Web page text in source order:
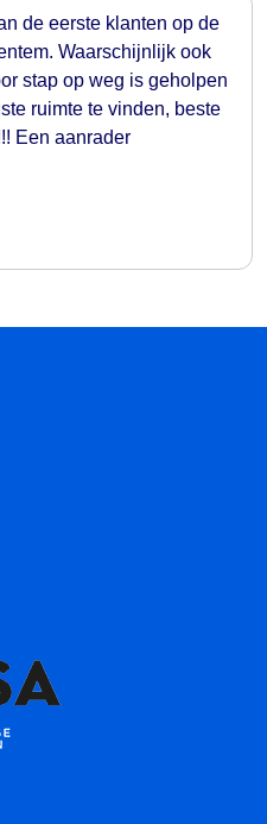
de eerste klanten op de
ook
stap op weg is geholpen
ruimte te vinden, beste
klantenservice ever !!! Een aanrader